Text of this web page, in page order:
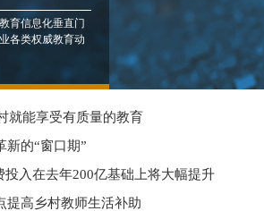
育信息化垂直门
各类权威教育动
就能享受有质量的教育
新的“窗口期”
入在去年200亿基础上将大幅提升
提高乡村教师生活补助